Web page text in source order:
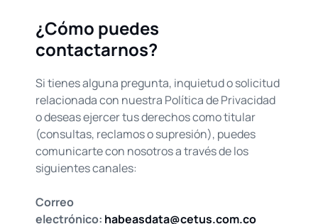
¿Cómo puedes
contactarnos?
Si tienes alguna pregunta, inquietud o solicitud
relacionada con nuestra Política de Privacidad
o deseas ejercer tus derechos como titular
(consultas, reclamos o supresión), puedes
comunicarte con nosotros a través de los
siguientes canales:
Correo
electrónico: habeasdata@cetus.com.co